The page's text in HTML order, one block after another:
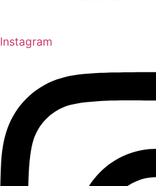
Instagram